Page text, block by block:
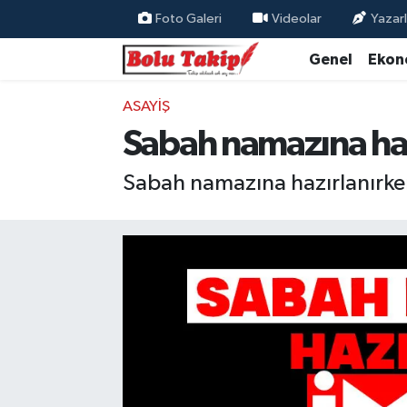
Foto Galeri Videolar
Genel
ASAYIŞ
Sabah namazına
Sabah namazına